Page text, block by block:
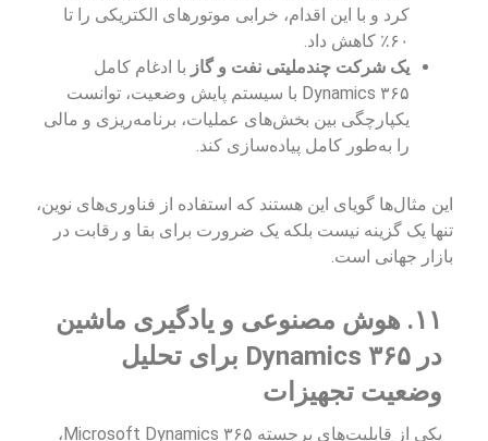
کرد و با این اقدام، خرابی موتورهای الکتریکی را تا
۶۰٪ کاهش داد.
یک شرکت چندملیتی نفت و گاز با ادغام کامل
Dynamics ۳۶۵ با سیستم پایش وضعیت، توانست
یکپارچگی بین بخش‌های عملیات، برنامه‌ریزی و مالی
را به‌طور کامل پیاده‌سازی کند.
این مثال‌ها گویای این هستند که استفاده از فناوری‌های نوین،
تنها یک گزینه نیست بلکه یک ضرورت برای بقا و رقابت در
بازار جهانی است.
۱۱. هوش مصنوعی و یادگیری ماشین
در Dynamics ۳۶۵ برای تحلیل
وضعیت تجهیزات
یکی از قابلیت‌های برجسته Microsoft Dynamics ۳۶۵،